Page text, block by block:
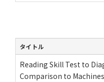
タイトル
Reading Skill Test to
Comparison to Machines